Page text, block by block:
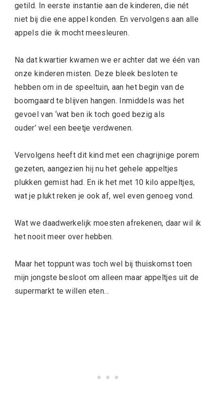
getild. In eerste instantie aan de kinderen, die nét
niet bij die ene appel konden. En vervolgens aan alle
appels die ik mocht meesleuren.
Na dat kwartier kwamen we er achter dat we één van
onze kinderen misten. Deze bleek besloten te
hebben om in de speeltuin, aan het begin van de
boomgaard te blijven hangen. Inmiddels was het
gevoel van ‘wat ben ik toch goed bezig als
ouder’ wel een beetje verdwenen.
Vervolgens heeft dit kind met een chagrijnige porem
gezeten, aangezien hij nu het gehele appeltjes
plukken gemist had. En ik het met 10 kilo appeltjes,
wat je plukt reken je ook af, wel even genoeg vond.
Wat we daadwerkelijk moesten afrekenen, daar wil ik
het nooit meer over hebben.
Maar het toppunt was toch wel bij thuiskomst toen
mijn jongste besloot om alleen maar appeltjes uit de
supermarkt te willen eten…